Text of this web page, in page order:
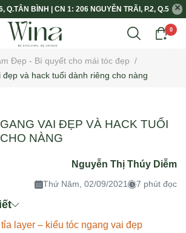
Q.TÂN BÌNH | CN 1: 206 NGUYỄN TRÃI, P.2, Q.5
0
Đẹp - Bí quyết cho mái tóc đẹp /
và hack tuổi dành riêng cho nàng
VAI ĐẸP VÀ HACK TUỔI
NÀNG
Nguyễn Thị Thúy Diễm
Thứ Năm, 02/09/2021 7 phút đọc
layer – kiểu tóc ngang vai đẹp